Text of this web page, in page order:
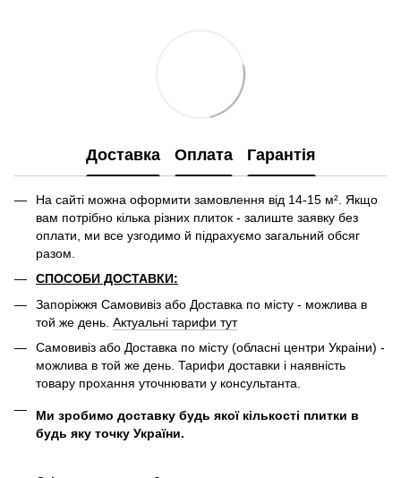
Доставка Оплата Гарантія
На сайті можна оформити замовлення від 14-15 м². Якщо
вам потрібно кілька різних плиток - залиште заявку без
оплати, ми все узгодимо й підрахуємо загальний обсяг
разом.
СПОСОБИ ДОСТАВКИ:
Запоріжжя Самовивіз або Доставка по місту - можлива в
той же день. Актуальні тарифи тут
Самовивіз або Доставка по місту (обласні центри Украіни) -
можлива в той же день. Тарифи доставки і наявність
товару прохання уточнювати у консультанта.
Ми зробимо доставку будь якої кількості плитки в
будь яку точку України.